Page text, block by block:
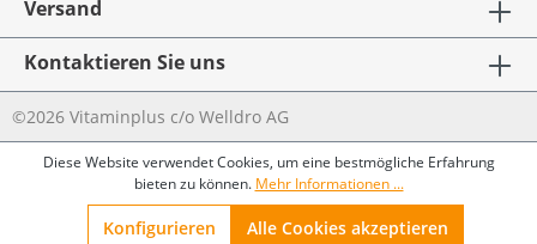
Versand
Kontaktieren Sie uns
©2026 Vitaminplus c/o Welldro AG
Diese Website verwendet Cookies, um eine bestmögliche Erfahrung
bieten zu können. Mehr Informationen ...
Konfigurieren Alle Cookies akzeptieren